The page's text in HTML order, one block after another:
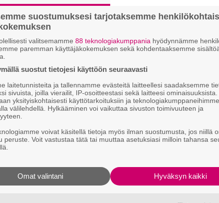
suostumuksesi tarjotaksemme
valitsemamme 88 teknologiakumppania hyödynnämme
paremman käyttäjäkokemuksen sekä kohdentaaksemme
suostut tietojesi käyttöön seuraavasti
laitetunnisteita ja tallennamme evästeitä laitteellesi saadaksemme
sivuista, joilla vierailit, IP-osoitteestasi sekä laitteesi
yksityiskohtaisesti käyttötarkoituksiin ja teknologiakumppaneihimme
välilehdellä. Hylkääminen voi vaikuttaa sivuston toimivuuteen ja
voivat käsitellä tietoja myös ilman suostumusta, jos niillä
peruste. Voit vastustaa tätä tai muuttaa asetuksiasi milloin tahansa
Hyväksyn kaikki
Omat valintani